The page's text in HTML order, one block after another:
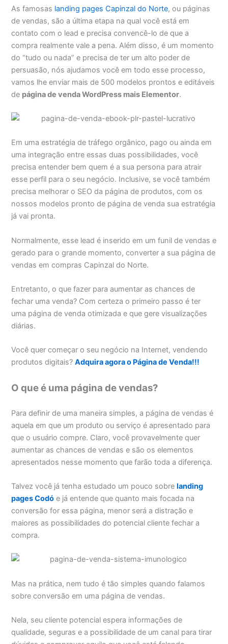
As famosas landing pages Capinzal do Norte, ou páginas
de vendas, são a última etapa na qual você está em
contato com o lead e precisa convencê-lo de que a
compra realmente vale a pena. Além disso, é um momento
do “tudo ou nada” e precisa de ter um alto poder de
persuasão, nós ajudamos você em todo esse processo,
vamos lhe enviar mais de 500 modelos prontos e editáveis
de página de venda WordPress mais Elementor.
Em uma estratégia de tráfego orgânico, pago ou ainda em
uma integração entre essas duas possibilidades, você
precisa entender bem quem é a sua persona para atrair
esse perfil para o seu negócio. Inclusive, se você também
precisa melhorar o SEO da página de produtos, com os
nossos modelos pronto de página de venda sua estratégia
já vai pronta.
Normalmente, esse lead é inserido em um funil de vendas e
gerado para o grande momento, converter a sua página de
vendas em compras Capinzal do Norte.
Entretanto, o que fazer para aumentar as chances de
fechar uma venda? Com certeza o primeiro passo é ter
uma página de venda otimizada e que gere visualizações
diárias.
Você quer começar o seu negócio na Internet, vendendo
produtos digitais?Adquira agora o Página de Venda!!!
O que é uma página de vendas?
Para definir de uma maneira simples, a página de vendas é
aquela em que um produto ou serviço é apresentado para
que o usuário compre. Claro, você provavelmente quer
aumentar as chances de vendas e são os elementos
apresentados nesse momento que farão toda a diferença.
Talvez você já tenha estudado um pouco sobrelanding
pages Codó e já entende que quanto mais focada na
conversão for essa página, menor será a distração e
maiores as possibilidades do potencial cliente fechar a
compra.
Mas na prática, nem tudo é tão simples quando falamos
sobre conversão em uma página de vendas.
Nela, seu cliente potencial espera informações de
qualidade, seguras e a possibilidade de um canal para tirar